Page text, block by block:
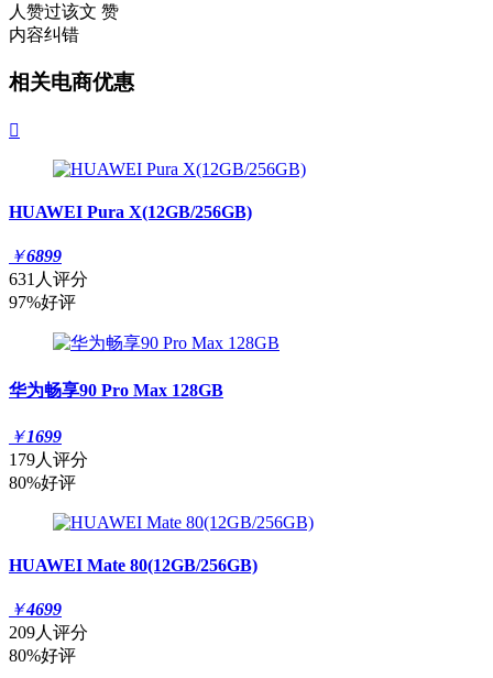
人赞过该文 赞
内容纠错
相关电商优惠

HUAWEI Pura X(12GB/256GB)
￥6899
631人评分
97%好评
华为畅享90 Pro Max 128GB
￥1699
179人评分
80%好评
HUAWEI Mate 80(12GB/256GB)
￥4699
209人评分
80%好评